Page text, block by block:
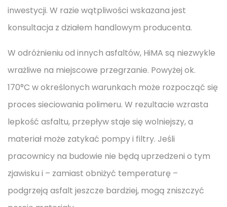
inwestycji. W razie wątpliwości wskazana jest
konsultacja z działem handlowym producenta.
W odróżnieniu od innych asfaltów, HiMA są niezwykle
wrażliwe na miejscowe przegrzanie. Powyżej ok.
170°C w określonych warunkach może rozpocząć się
proces sieciowania polimeru. W rezultacie wzrasta
lepkość asfaltu, przepływ staje się wolniejszy, a
materiał może zatykać pompy i filtry. Jeśli
pracownicy na budowie nie będą uprzedzeni o tym
zjawisku i – zamiast obniżyć temperaturę –
podgrzeją asfalt jeszcze bardziej, mogą zniszczyć